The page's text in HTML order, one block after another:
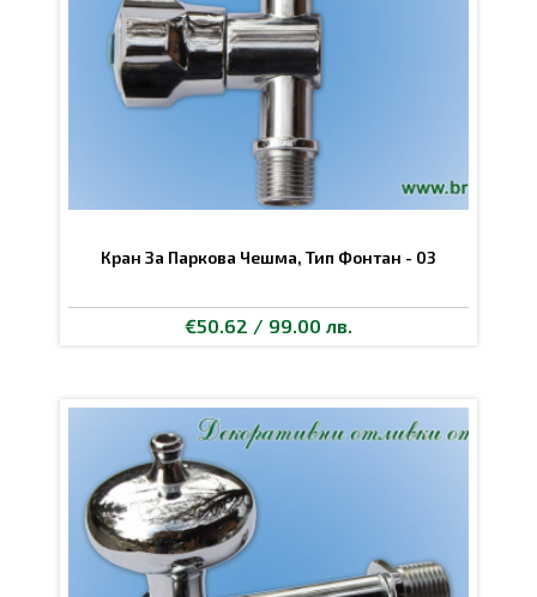
Кран За Паркова Чешма, Тип Фонтан - 03
€50.62 / 99.00 лв.